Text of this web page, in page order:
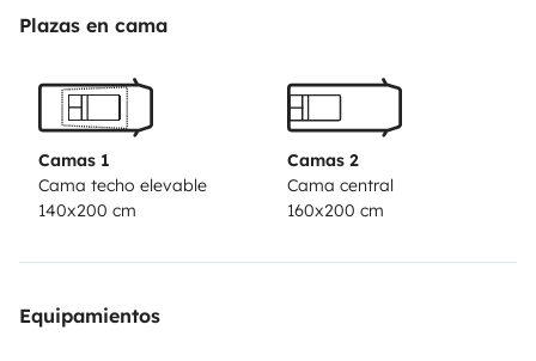
Plazas en cama
Camas 1
Cama techo elevable
140x200 cm
Camas 2
Cama central
160x200 cm
Equipamientos